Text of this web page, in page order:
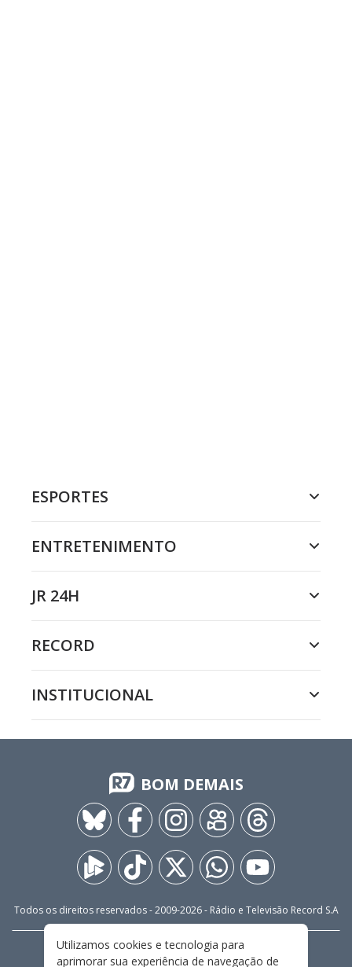
ESPORTES
ENTRETENIMENTO
JR 24H
RECORD
INSTITUCIONAL
BOM DEMAIS
Todos os direitos reservados - 2009-2026- Rádio e Televisão Record S.A
FALE CONOSCO
PRIVACIDADE
Utilizamos cookies e tecnologia para
aprimorar sua experiência de navegação de